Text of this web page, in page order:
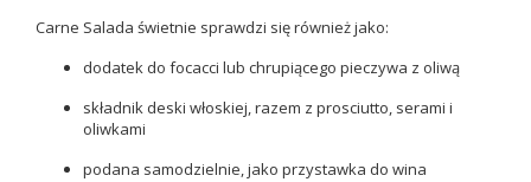
Carne Salada świetnie sprawdzi się również jako:
dodatek do focacci lub chrupiącego pieczywa z oliwą
składnik deski włoskiej, razem z prosciutto, serami i
oliwkami
podana samodzielnie, jako przystawka do wina